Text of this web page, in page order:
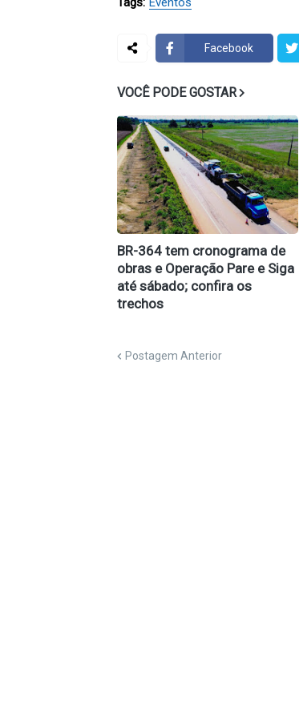
Facebook
VOCÊ PODE GOSTAR
BR-364 tem cronograma de
obras e Operação Pare e Siga
até sábado; confira os
trechos
Postagem Anterior